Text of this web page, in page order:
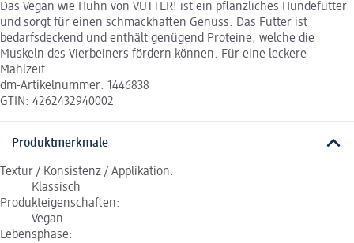
Das Vegan wie Huhn von VUTTER! ist ein pflanzliches Hundefutter
und sorgt für einen schmackhaften Genuss. Das Futter ist
bedarfsdeckend und enthält genügend Proteine, welche die
Muskeln des Vierbeiners fördern können. Für eine leckere
Mahlzeit.
dm-Artikelnummer: 1446838
GTIN: 4262432940002
Produktmerkmale
Textur / Konsistenz / Applikation:
Klassisch
Produkteigenschaften:
Vegan
Lebensphase: